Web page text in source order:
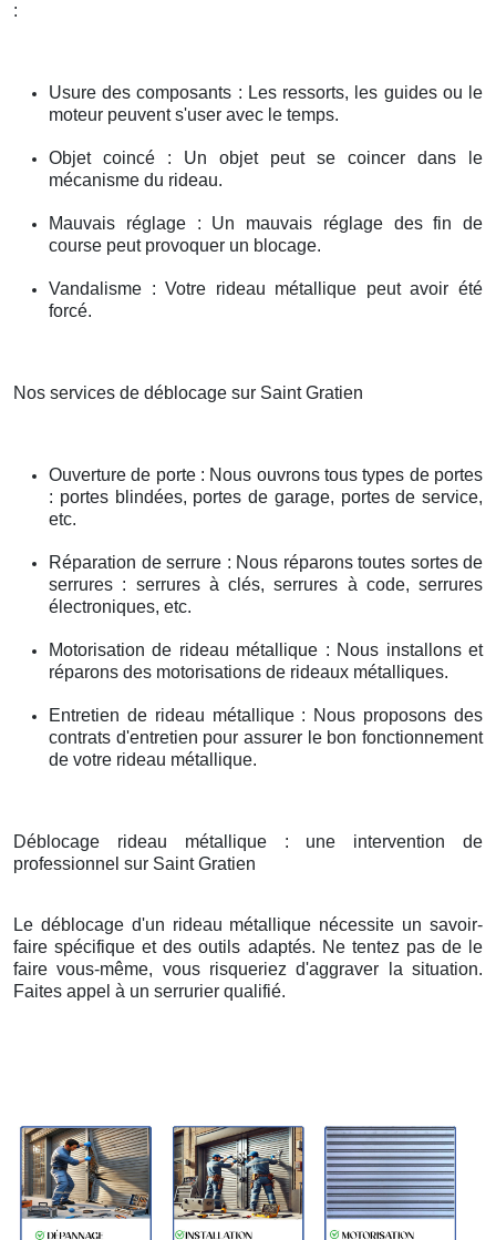
:
Usure des composants : Les ressorts, les guides ou le
moteur peuvent s'user avec le temps.
Objet coincé : Un objet peut se coincer dans le
mécanisme du rideau.
Mauvais réglage : Un mauvais réglage des fin de
course peut provoquer un blocage.
Vandalisme : Votre rideau métallique peut avoir été
forcé.
Nos services de déblocage sur Saint Gratien
Ouverture de porte : Nous ouvrons tous types de portes
: portes blindées, portes de garage, portes de service,
etc.
Réparation de serrure : Nous réparons toutes sortes de
serrures : serrures à clés, serrures à code, serrures
électroniques, etc.
Motorisation de rideau métallique : Nous installons et
réparons des motorisations de rideaux métalliques.
Entretien de rideau métallique : Nous proposons des
contrats d'entretien pour assurer le bon fonctionnement
de votre rideau métallique.
Déblocage rideau métallique : une intervention de
professionnel sur Saint Gratien
Le déblocage d'un rideau métallique nécessite un savoir-
faire spécifique et des outils adaptés. Ne tentez pas de le
faire vous-même, vous risqueriez d'aggraver la situation.
Faites appel à un serrurier qualifié.